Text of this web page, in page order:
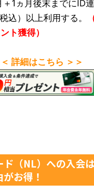
1ヵ月後末までにID
込）以上利用する。
ト獲得）
＜ 詳細はこちら ＞＞
ド（NL）への入会
お得！